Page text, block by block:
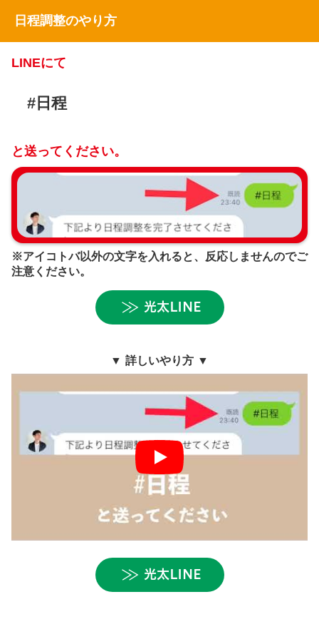
日程調整のやり方
LINEにて
#日程
と送ってください。
※アイコトバ以外の文字を入れると、反応しませんのでご
注意ください。
光太LINE
▼ 詳しいやり方 ▼
光太LINE